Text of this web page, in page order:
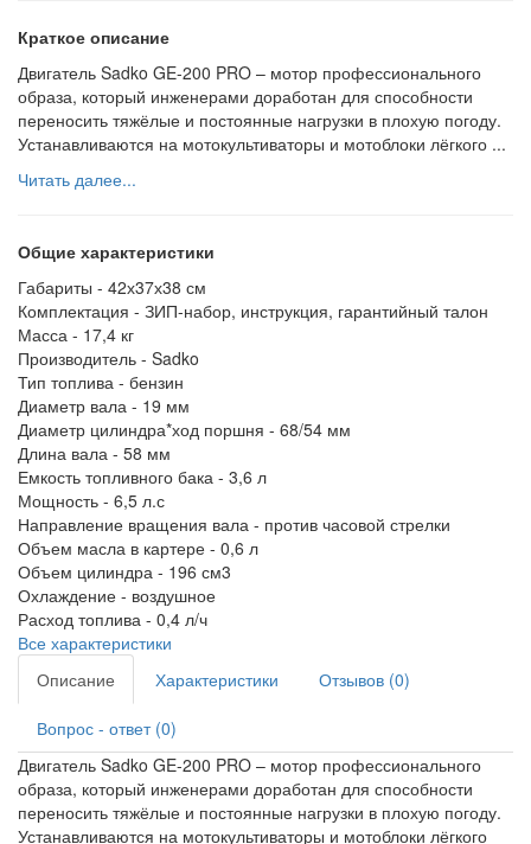
Краткое описание
Двигатель Sadko GE-200 PRO – мотор профессионального
образа, который инженерами доработан для способности
переносить тяжёлые и постоянные нагрузки в плохую погоду.
Устанавливаются на мотокультиваторы и мотоблоки лёгкого ...
Читать далее...
Общие характеристики
Габариты - 42х37х38 см
Комплектация - ЗИП-набор, инструкция, гарантийный талон
Масса - 17,4 кг
Производитель - Sadko
Тип топлива - бензин
Диаметр вала - 19 мм
Диаметр цилиндра*ход поршня - 68/54 мм
Длина вала - 58 мм
Емкость топливного бака - 3,6 л
Мощность - 6,5 л.с
Направление вращения вала - против часовой стрелки
Объем масла в картере - 0,6 л
Объем цилиндра - 196 см3
Охлаждение - воздушное
Расход топлива - 0,4 л/ч
Все характеристики
Описание
Характеристики Отзывов (0)
Вопрос - ответ (0)
Двигатель Sadko GE-200 PRO – мотор профессионального
образа, который инженерами доработан для способности
переносить тяжёлые и постоянные нагрузки в плохую погоду.
Устанавливаются на мотокультиваторы и мотоблоки лёгкого